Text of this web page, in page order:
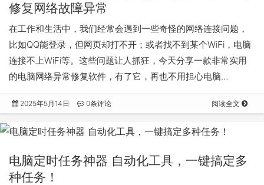
修复网络故障异常
在工作和生活中，我们经常会遇到一些奇怪的网络连接问题，
比如QQ能登录，但网页却打不开；或者找不到某个WiFi，电脑
连接不上WiFi等。这些问题让人抓狂，今天分享一款非常实用
的电脑网络异常修复软件，有了它，再也不用担心电脑…
2025年5月14日 0条评论 阅读全文
电脑定时任务神器 自动化工具，一键搞定多
种任务！